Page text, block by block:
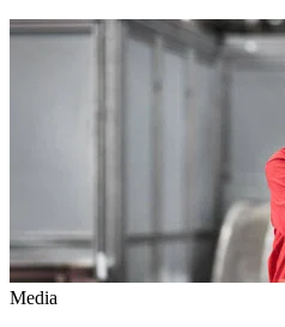
Media